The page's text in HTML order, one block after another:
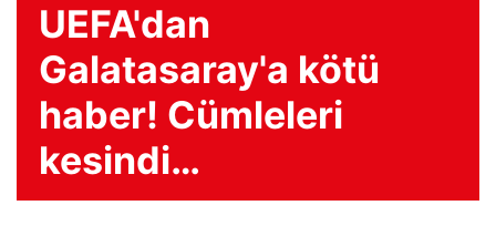
UEFA'dan
Galatasaray'a kötü
haber! Cümleleri
kesindi…